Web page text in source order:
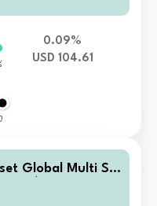
0.09%
USD 104.61
Global Multi Str
US$ Distributing